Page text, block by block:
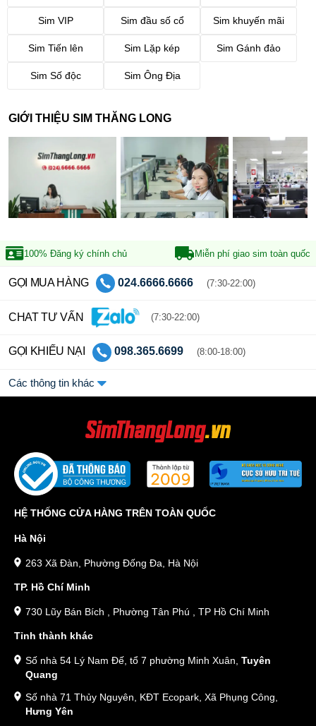
Sim VIP Sim đầu số cổ Sim khuyến mãi
Sim Tiến lên Sim Lặp kép Sim Gánh đảo
Sim Số độc Sim Ông Địa
GIỚI THIỆU SIM THĂNG LONG
100% Đăng ký chính chủ Miễn phí giao sim toàn quốc
GỌI MUA HÀNG 024.6666.6666 (7:30-22:00)
CHAT TƯ VẤN (7:30-22:00)
GỌI KHIẾU NẠI 098.365.6699 (8:00-18:00)
Các thông tin khác
HỆ THỐNG CỬA HÀNG TRÊN TOÀN QUỐC
Hà Nội
263 Xã Đàn, Phường Đống Đa, Hà Nội
TP. Hồ Chí Minh
730 Lũy Bán Bích , Phường Tân Phú , TP Hồ Chí Minh
Tỉnh thành khác
Số nhà 54 Lý Nam Đế, tổ 7 phường Minh Xuân, Tuyên
Quang
Số nhà 71 Thủy Nguyên, KĐT Ecopark, Xã Phụng Công,
Hưng Yên